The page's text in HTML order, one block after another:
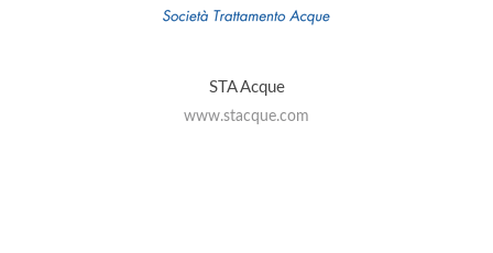
STA Acque
www.stacque.com